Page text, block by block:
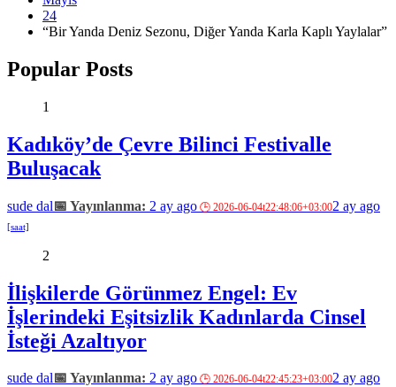
24
“Bir Yanda Deniz Sezonu, Diğer Yanda Karla Kaplı Yaylalar”
Popular Posts
1
Kadıköy’de Çevre Bilinci Festivalle
Buluşacak
sude dal 2 ay ago 2 ay ago
2
İlişkilerde Görünmez Engel: Ev
İşlerindeki Eşitsizlik Kadınlarda Cinsel
İsteği Azaltıyor
sude dal 2 ay ago 2 ay ago